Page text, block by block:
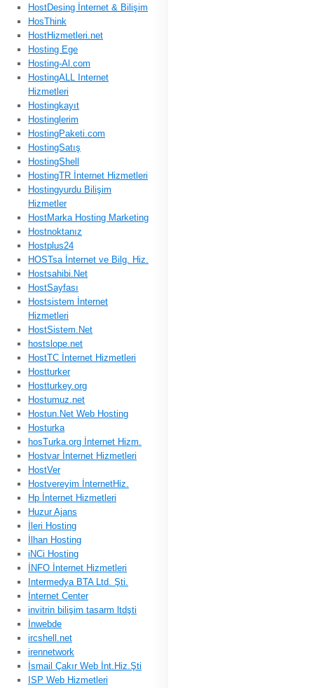
HostDesing İnternet & Bilişim
HosThink
HostHizmetleri.net
Hosting Ege
Hosting-Al.com
HostingALL Internet
Hizmetleri
Hostingkayıt
Hostinglerim
HostingPaketi.com
HostingSatış
HostingShell
HostingTR İnternet Hizmetleri
Hostingyurdu Bilişim
Hizmetler
HostMarka Hosting Marketing
Hostnoktanız
Hostplus24
HOSTsa İnternet ve Bilg. Hiz.
Hostsahibi.Net
HostSayfası
Hostsistem İnternet
Hizmetleri
HostSistem.Net
hostslope.net
HostTC İnternet Hizmetleri
Hostturker
Hostturkey.org
Hostumuz.net
Hostun.Net Web Hosting
Hosturka
hosTurka.org İnternet Hizm.
Hostvar İnternet Hizmetleri
HostVer
Hostvereyim İnternetHiz.
Hp İnternet Hizmetleri
Huzur Ajans
İleri Hosting
İlhan Hosting
iNCi Hosting
İNFO İnternet Hizmetleri
Intermedya BTA Ltd. Şti.
İnternet Center
invitrin bilişim tasarm ltdşti
İnwebde
ircshell.net
irennetwork
İsmail Çakır Web İnt.Hiz.Şti
ISP Web Hizmetleri